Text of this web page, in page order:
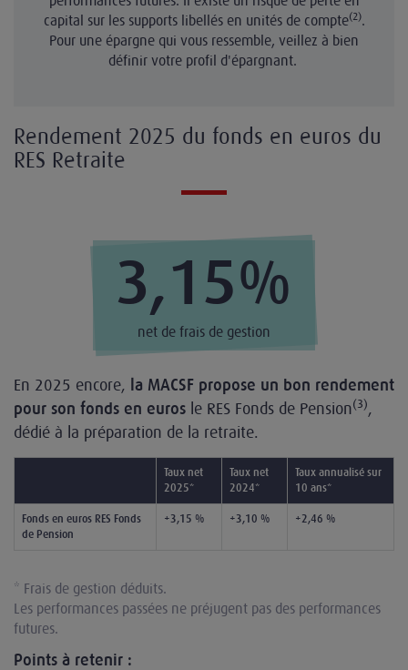
capital sur les supports libellés en unités de compte(2).
Pour une épargne qui vous ressemble, veillez à bien
définir votre profil d'épargnant.
Rendement 2025 du fonds en euros du
RES Retraite
3,15%
net de frais de gestion
En 2025 encore, la MACSF propose un bon rendement
pour son fonds en euros le RES Fonds de Pension(3) ,
dédié à la préparation de la retraite.
Taux net
2025*
Taux net
2024*
Taux annualisé sur
10 ans*
Fonds en euros RES Fonds
de Pension
+3,15 % +3,10 % +2,46 %
* Frais de gestion déduits.
Les performances passées ne préjugent pas des performances
futures.
Points à retenir :